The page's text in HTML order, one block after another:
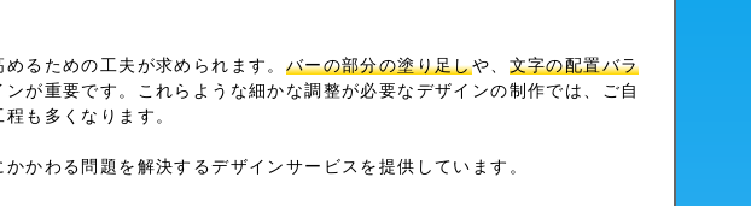
るための工夫が求められます。 バーの部分の塗り足しや、 文字の配置バラ
が重要です。これらような細かな調整が必要なデザインの制作では、ご自
も多くなります。
かかわる問題を解決するデザインサービス を提供しています。